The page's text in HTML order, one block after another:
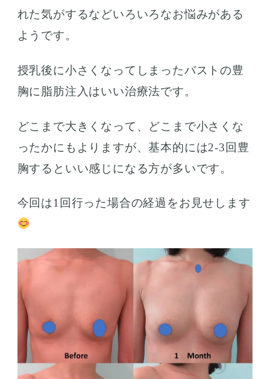
れた気がするなどいろいろなお悩みがある
ようです。
授乳後に小さくなってしまったバストの豊
胸に脂肪注入はいい治療法です。
どこまで大きくなって、どこまで小さくな
ったかにもよりますが、基本的には2-3回豊
胸するといい感じになる方が多いです。
今回は1回行った場合の経過をお見せします